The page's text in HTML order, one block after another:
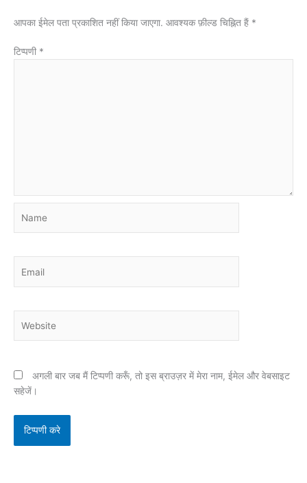
आपका ईमेल पता प्रकाशित नहीं किया जाएगा. आवश्यक फ़ील्ड चिह्नित हैं *
टिप्पणी *
अगली बार जब मैं टिप्पणी करूँ, तो इस ब्राउज़र में मेरा नाम, ईमेल और वेबसाइट
सहेजें।